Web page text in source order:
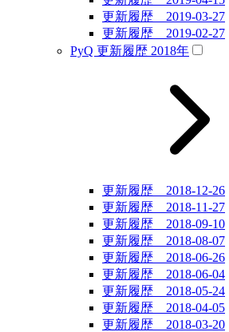
更新履歴 2019-03-27
更新履歴 2019-02-27
PyQ 更新履歴 2018年
更新履歴 2018-12-26
更新履歴 2018-11-27
更新履歴 2018-09-10
更新履歴 2018-08-07
更新履歴 2018-06-26
更新履歴 2018-06-04
更新履歴 2018-05-24
更新履歴 2018-04-05
更新履歴 2018-03-20